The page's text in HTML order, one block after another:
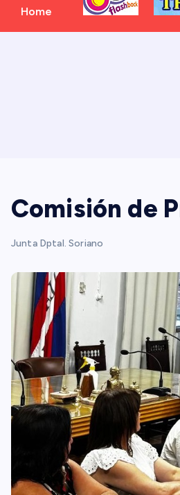
Home
Comisión de
Junta Dptal. Soriano